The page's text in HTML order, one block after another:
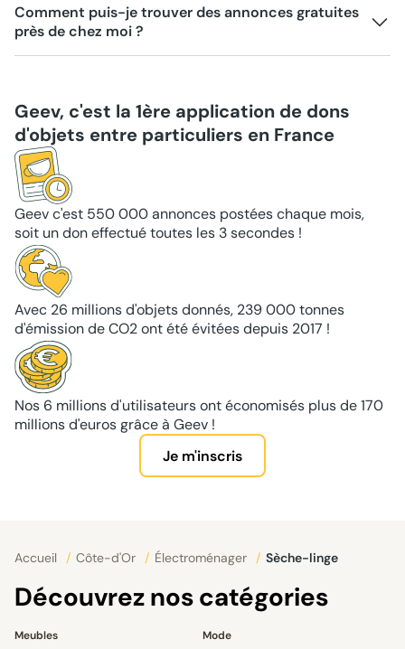
Comment puis-je trouver des annonces gratuites
près de chez moi ?
Geev, c'est la 1ère application de dons
d'objets entre particuliers en France
Geev c'est 550 000 annonces postées chaque mois,
soit un don effectué toutes les 3 secondes !
Avec 26 millions d'objets donnés, 239 000 tonnes
d'émission de CO2 ont été évitées depuis 2017 !
Nos 6 millions d'utilisateurs ont économisés plus de 170
millions d'euros grâce à Geev !
Je m'inscris
Accueil / Côte-d'Or / Électroménager / Sèche-linge
Découvrez nos catégories
Meubles
Mode